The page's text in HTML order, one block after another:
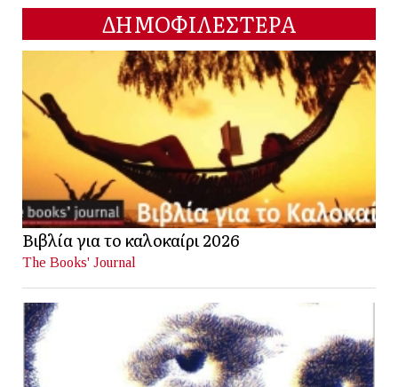
ΔΗΜΟΦΙΛΕΣΤΕΡΑ
Βιβλία για το καλοκαίρι 2026
The Books' Journal